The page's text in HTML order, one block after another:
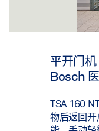
平开门
Bosch
TSA 160
物后返回